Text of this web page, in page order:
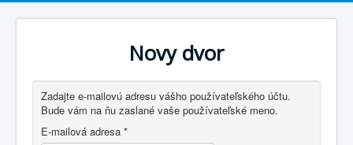
Novy dvor
Zadajte e-mailovú adresu vášho používateľského účtu.
Bude vám na ňu zaslané vaše používateľské meno.
E-mailová adresa *